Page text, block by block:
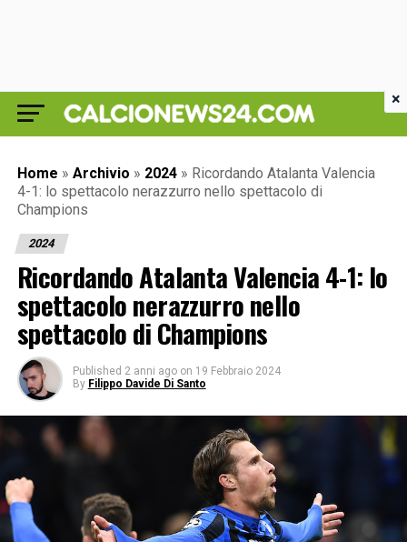
Home » Archivio » 2024 » Ricordando Atalanta Valencia
4-1: lo spettacolo nerazzurro nello spettacolo di
Champions
2024
Ricordando Atalanta Valencia 4-1: lo
spettacolo nerazzurro nello
spettacolo di Champions
Published 2 anni ago on 19 Febbraio 2024
By Filippo Davide Di Santo
×